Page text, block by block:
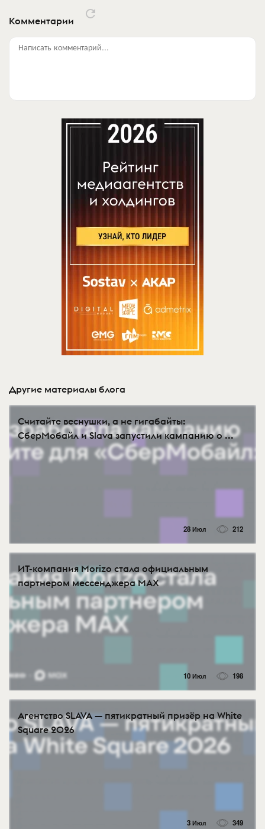
Комментарии
Написать комментарий...
Другие материалы блога
Считайте веснушки, а не гигабайты:
СберМобайл и Slava запустили кампанию о ...
28 Июл 212
ИТ-компания Morizo стала официальным
партнером мессенджера MAX
10 Июл 198
Агентство SLAVA — пятикратный призёр на White
Square 2026
3 Июл 349